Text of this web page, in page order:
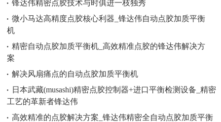
锋达伟精密点胶技术与时俱进一枝独秀
微小马达高精度点胶核心利器_锋达伟自动点胶加质平衡
机
精密自动点胶加质平衡机_高效精准点胶的锋达伟解决方
案
解决风扇痛点的自动点胶加质平衡机
日本武藏(musashi)精密点胶控制器+进口平衡检测设备_精密
工艺的革新者锋达伟
高效精准的点胶解决方案_锋达伟精密全自动点胶加质平衡